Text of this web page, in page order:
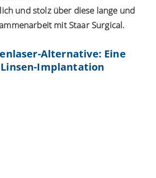
und stolz über diese lange und
mit Staar Surgical.
Alternative: Eine
Linsen-Implantation